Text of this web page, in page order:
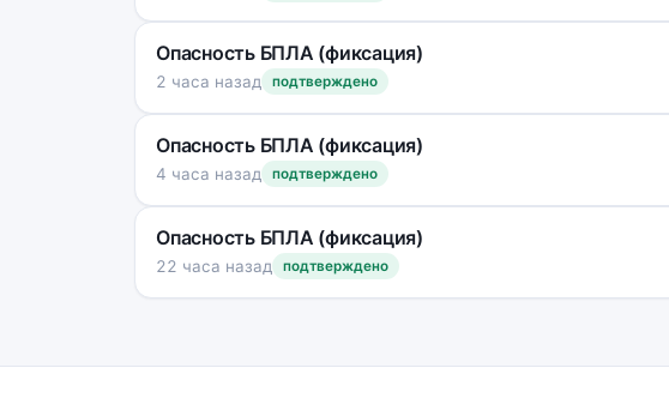
Опасность БПЛА (фиксация)
2 часа назад подтверждено
Опасность БПЛА (фиксация)
4 часа назад подтверждено
Опасность БПЛА (фиксация)
22 часа назад подтверждено